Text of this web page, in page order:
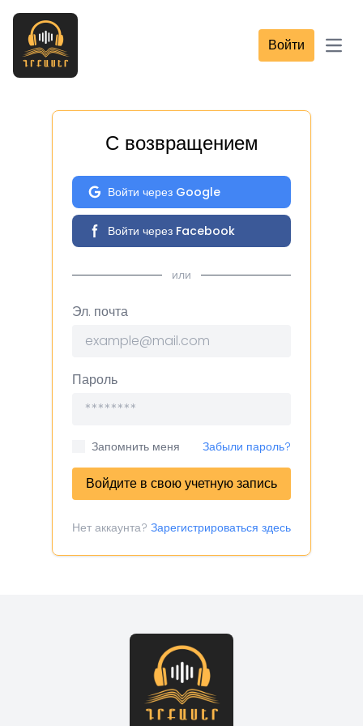
Войти
С возвращением
Войти через Google
Войти через Facebook
или
Эл. почта
Пароль
Запомнить меня Забыли пароль?
Войдите в свою учетную запись
Нет аккаунта? Зарегистрироваться здесь